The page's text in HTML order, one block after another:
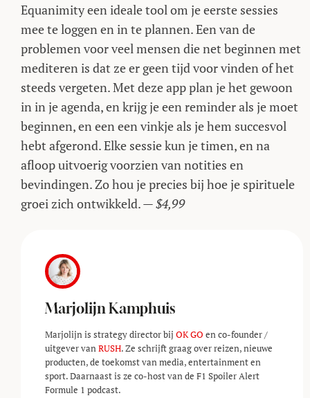
Equanimity een ideale tool om je eerste sessies
mee te loggen en in te plannen. Een van de
problemen voor veel mensen die net beginnen met
mediteren is dat ze er geen tijd voor vinden of het
steeds vergeten. Met deze app plan je het gewoon
in in je agenda, en krijg je een reminder als je moet
beginnen, en een een vinkje als je hem succesvol
hebt afgerond. Elke sessie kun je timen, en na
afloop uitvoerig voorzien van notities en
bevindingen. Zo hou je precies bij hoe je spirituele
groei zich ontwikkeld. —$4,99
Marjolijn Kamphuis
Marjolijn is strategy director bij OK GO en co-founder /
uitgever vanRUSH. Ze schrijft graag over reizen, nieuwe
producten, de toekomst van media, entertainment en
sport. Daarnaast is ze co-host van de F1 Spoiler Alert
Formule 1 podcast.